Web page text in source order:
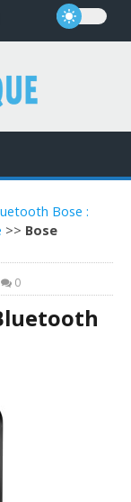
Bose :
>> Bose
0